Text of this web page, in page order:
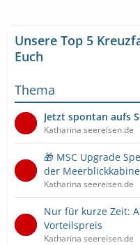
Unsere Top 5
Euch
Thema
Jetzt spontan aufs
Katharina seereisen.de
🎁 MSC Upgrade
der
Katharina seereisen.de
Nur für kurze Zeit:
Vorteilspreis
Katharina seereisen.de